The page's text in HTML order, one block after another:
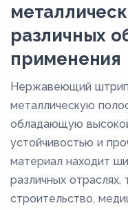
различных
применения
Нержавеющий
металлическую
обладающую
устойчивостью и
материал находит
различных отраслях,
строительство,